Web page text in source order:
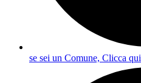
se sei un Comune, Clicca qui